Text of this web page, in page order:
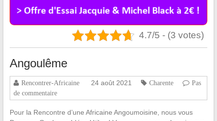
4.7/5 - (3 votes)
Angoulême
Rencontrer-Africaine 24 août 2021 Charente
Pas
de commentaire
Pour la Rencontre d’une Africaine Angoumoisine, nous vous